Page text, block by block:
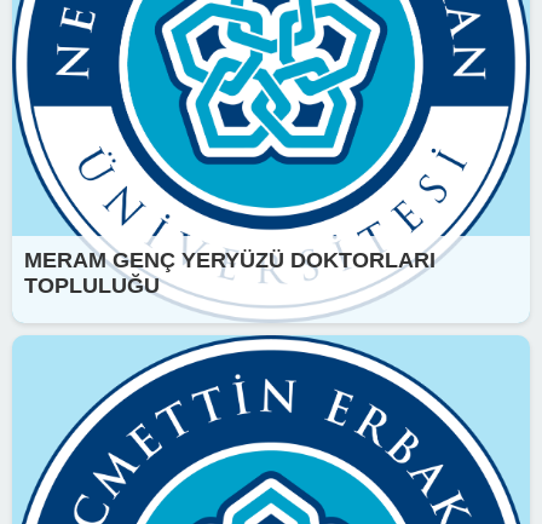
MERAM GENÇ YERYÜZÜ DOKTORLARI
TOPLULUĞU